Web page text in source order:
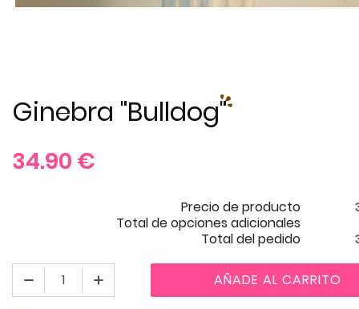
Ginebra "Bulldog"
34.90 €
Precio de producto
Total de opciones adicionales
Total del pedido
AÑADE AL CARRITO